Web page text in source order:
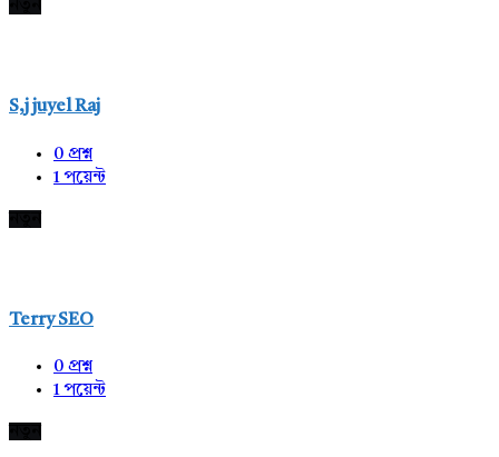
S,j juyel Raj
0 প্রশ্ন
1পয়েন্ট
Terry SEO
0 প্রশ্ন
1পয়েন্ট